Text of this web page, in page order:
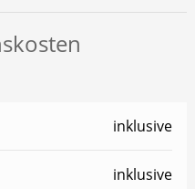
inklusive
inklusive